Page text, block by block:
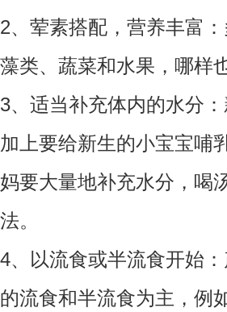
2、荤素搭配，营养丰富
藻类、蔬菜和水果，哪样
3、适当补充体内的水分
加上要给新生的小宝宝哺
妈要大量地补充水分，喝
法。
4、以流食或半流食开始
的流食和半流食为主，例